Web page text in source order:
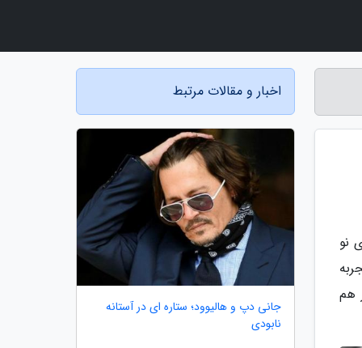
نو
هم
اخبار و مقالات مرتبط
جانی دپ و هالیوود؛ ستاره ای در آستانه
نابودی